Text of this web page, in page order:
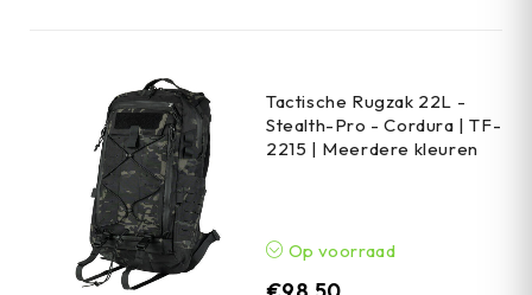
Tactische Rugzak 22L -
Stealth-Pro - Cordura | TF-
2215 | Meerdere kleuren
Op voorraad